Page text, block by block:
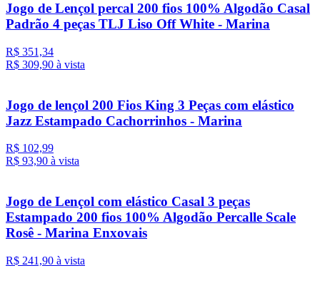
Jogo de Lençol percal 200 fios 100% Algodão Casal
Padrão 4 peças TLJ Liso Off White - Marina
R$ 351,34
R$ 309,90 à vista
Jogo de lençol 200 Fios King 3 Peças com elástico
Jazz Estampado Cachorrinhos - Marina
R$ 102,99
R$ 93,90 à vista
Jogo de Lençol com elástico Casal 3 peças
Estampado 200 fios 100% Algodão Percalle Scale
Rosê - Marina Enxovais
R$ 241,90 à vista